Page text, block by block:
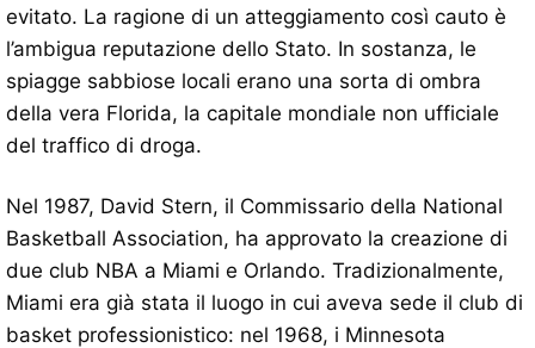
evitato. La ragione di un atteggiamento così cauto è
l’ambigua reputazione dello Stato. In sostanza, le
spiagge sabbiose locali erano una sorta di ombra
della vera Florida, la capitale mondiale non ufficiale
del traffico di droga.
Nel 1987, David Stern, il Commissario della National
Basketball Association, ha approvato la creazione di
due club NBA a Miami e Orlando. Tradizionalmente,
Miami era già stata il luogo in cui aveva sede il club di
basket professionistico: nel 1968, i Minnesota